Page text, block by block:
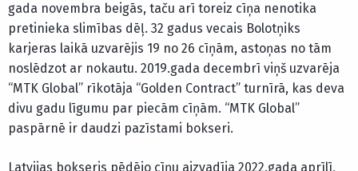
gada novembra beigās, taču arī toreiz cīņa nenotika
pretinieka slimības dēļ. 32 gadus vecais Bolotņiks
karjeras laikā uzvarējis 19 no 26 cīņām, astoņas no tām
noslēdzot ar nokautu. 2019.gada decembrī viņš uzvarēja
“MTK Global” rīkotāja “Golden Contract” turnīrā, kas deva
divu gadu līgumu par piecām cīņām. “MTK Global”
paspārnē ir daudzi pazīstami bokseri.
Latvijas bokseris pēdējo cīņu aizvadīja 2022.gada aprīlī,